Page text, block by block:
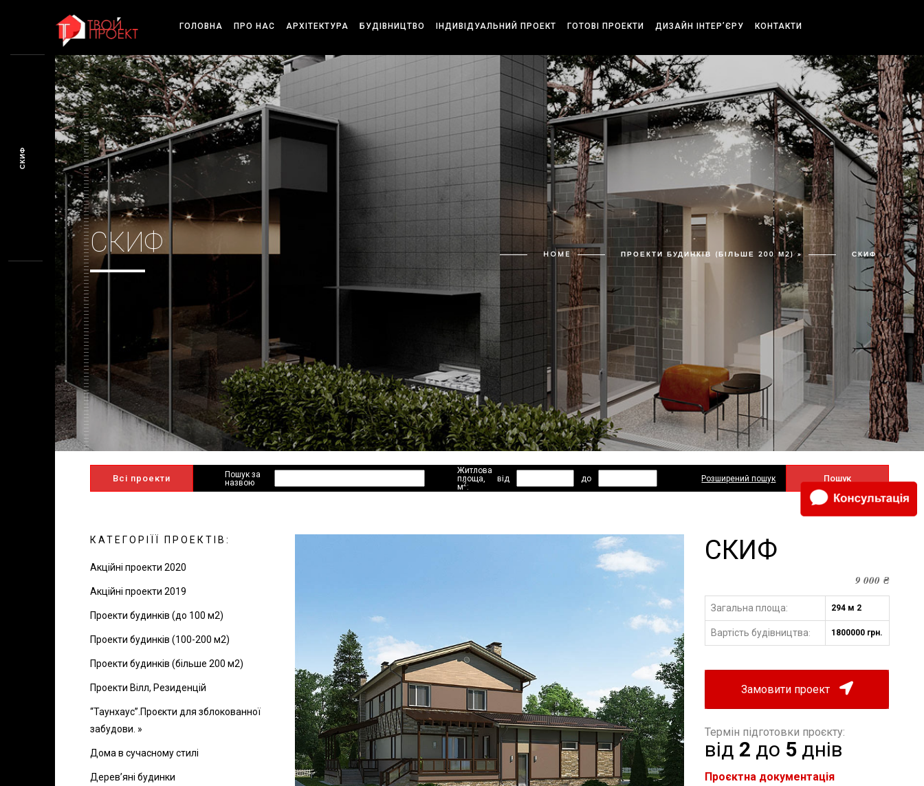
ГОЛОВНА ПРО НАС АРХІТЕКТУРА БУДІВНИЦТВО ІНДИВІДУАЛЬНИЙ ПРОЕКТ ГОТОВІ ПРОЕКТИ ДИЗАЙН ІНТЕР’ЄРУ КОНТАКТИ
СКИФ HOME ПРОЕКТИ БУДИНКІВ (БІЛЬШЕ 200 М2) » СКИФ
Всі проекти
Пошук за
назвою
Житлова
площа,
м2:
від до Пошук
Розширений пошук
КАТЕГОРІЇЇ ПРОЕКТІВ:
Акційні проекти 2020
Акційні проекти 2019
Проекти будинків (до 100 м2)
Проекти будинків (100-200 м2)
Проекти будинків (більше 200 м2)
Проекти Вілл, Резиденцій
“Таунхаус”.Проєкти для зблокованної
забудови. »
Дома в сучасному стилі
Дерев’яні будинки
СКИФ
9 000₴
Загальна площа: 294 м 2
Вартість будівництва: 1800000 грн.
Замовити проект
Термін підготовки проєкту:
від 2 до 5 днів
Проєктна документація
СКИФ